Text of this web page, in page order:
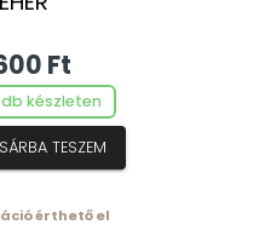
Ft
készleten
TESZEM
érthető el